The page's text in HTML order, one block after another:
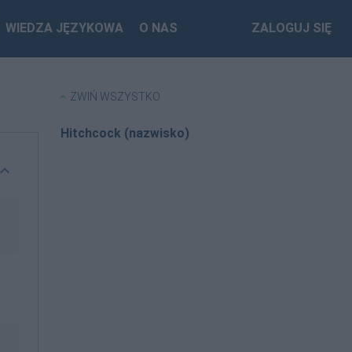
WIEDZA JĘZYKOWA O NAS ZALOGUJ SIĘ
ZWIŃ WSZYSTKO
Hitchcock (nazwisko)